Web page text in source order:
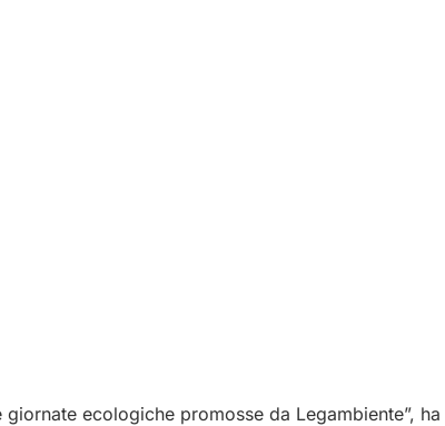
ecologiche promosse da Legambiente”, ha